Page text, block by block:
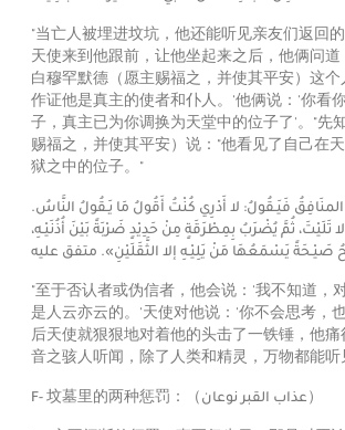
"当亡人被埋进坟坑，他还能听见亲友们返回
天使来到他跟前，让他坐起来之后，他俩问
白穆罕默德（愿主赐福之，并使其平安）这
作证他是真主的使者和仆人。'他俩说：'你看
子，真主已为你调换为天堂中的位子了'。"先
赐福之，并使其平安）说："他看见了自己在
狱之中的位子。"
المنَافِقُ فَيَـقُولُ: لا أَدْرِي كُنْتُ أَقُولُ مَا يَـقُولُ النَّاسُ.
تَلَيْتَ، ثُمَّ يُضْرَبُ بِمِطْرَقَةٍ مِنْ حَدِيْدٍ ضَرْبَةً بَيْنَ أُذُنَيْـهِ،
صَيْـحَةً يَسْمَعُهَا مَنْ يَلِيْـهِ إلا الثَّقَلَيْنِ». متفق عليه
"至于否认者或伪信者，他会说：'我不知道，
是人云亦云的。'天使对他说：'你不会思考，
后天使就狠狠地对着他的头击了一铁锤，他
音之骇人听闻，除了人类和精灵，万物都能听
F- 坟墓里的两种惩罚：（ عذاب القبر نوعان ）